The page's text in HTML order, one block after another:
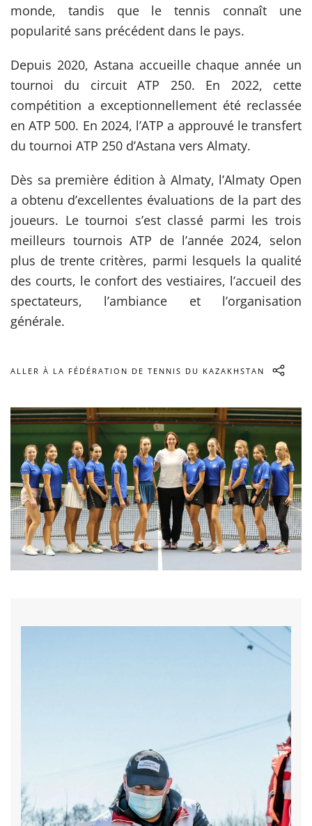
monde, tandis que le tennis connaît une
popularité sans précédent dans le pays.
Depuis 2020, Astana accueille chaque année un
tournoi du circuit ATP 250. En 2022, cette
compétition a exceptionnellement été reclassée
en ATP 500. En 2024, l’ATP a approuvé le transfert
du tournoi ATP 250 d’Astana vers Almaty.
Dès sa première édition à Almaty, l’Almaty Open
a obtenu d’excellentes évaluations de la part des
joueurs. Le tournoi s’est classé parmi les trois
meilleurs tournois ATP de l’année 2024, selon
plus de trente critères, parmi lesquels la qualité
des courts, le confort des vestiaires, l’accueil des
spectateurs, l’ambiance et l’organisation
générale.
ALLER À LA FÉDÉRATION DE TENNIS DU KAZAKHSTAN